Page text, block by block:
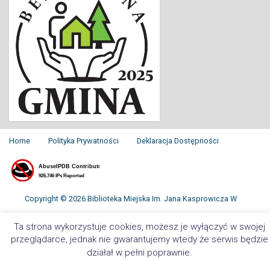
Home Polityka Prywatności Deklaracja Dostępności
Copyright © 2026 Biblioteka Miejska Im. Jana Kasprowicza W
Inowrocławiu. All Rights Reserved.
Ta strona wykorzystuje cookies, możesz je wyłączyć w swojej
przeglądarce, jednak nie gwarantujemy wtedy że serwis będzie
działał w pełni poprawnie.